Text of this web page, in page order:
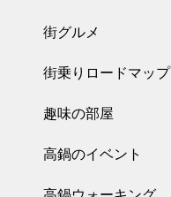
街グルメ
街乗りロードマップ
趣味の部屋
高鍋のイベント